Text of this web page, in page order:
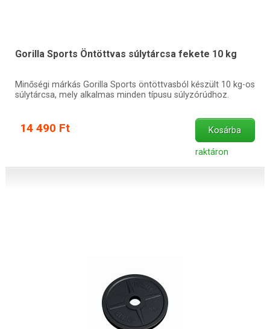
Gorilla Sports Öntöttvas súlytárcsa fekete 10 kg
Minőségi márkás Gorilla Sports öntöttvasból készült 10 kg-os
súlytárcsa, mely alkalmas minden típusu súlyzórúdhoz.
14 490 Ft Kosárba
raktáron